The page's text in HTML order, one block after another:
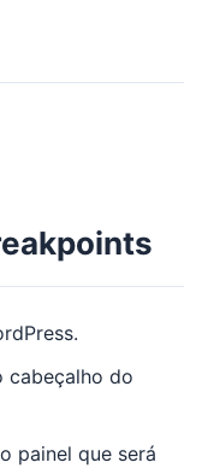
cabeçalho do
painel que será